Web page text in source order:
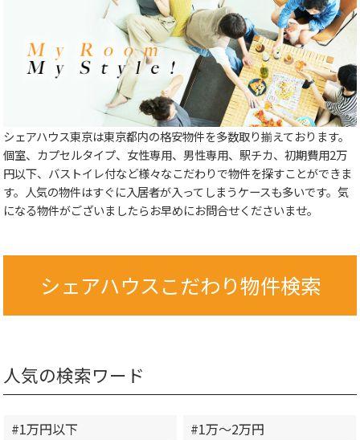
シェアハウス東京は東京都内の格安物件を多数取り揃えております。
個室、カプセルタイプ、女性専用、男性専用、駅チカ、初期費用2万
円以下、バストイレ付など様々なこだわりで物件を探すことができま
す。人気の物件はすぐに入居者が入ってしまうケースも多いです。気
になる物件がございましたらお早めにお問合せくださいませ。
シェアハウスこだわり物件検索
人気の検索ワード
#1万円以下
#1万～2万円